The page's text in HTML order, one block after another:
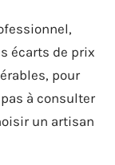
écarts de prix
pour
à consulter
un artisan